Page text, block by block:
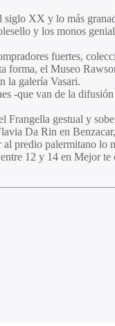
XX y lo más
y los monos
fuertes,
forma, el Museo
la galería Vasari.
-que van de la
Frangella gestual y
Da Rin en
palermitano lo
12 y 14 en Mejor